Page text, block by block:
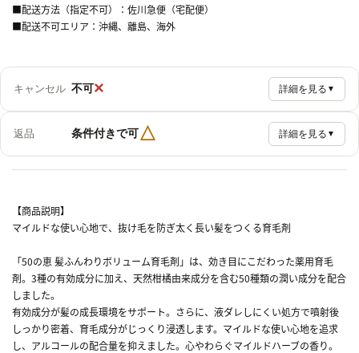
■配送方法（指定不可）：佐川急便（宅配便）
■配送不可エリア：沖縄、離島、海外
キャンセル 不可× 詳細を見る ▼
返品 条件付きで可△ 詳細を見る ▼
【商品説明】
マイルドな使い心地で、抜け毛を防ぎ太く長い髪をつくる育毛剤
「50の恵 髪ふんわりボリューム育毛剤」は、効き目にこだわった薬用育毛
剤。3種の有効成分に加え、天然柑橘由来成分を含む50種類の潤い成分を配合
しました。
有効成分が髪の成長環境をサポート。さらに、液ダレしにくい処方で噴射後
しっかり密着、育毛成分がじっくり浸透します。マイルドな使い心地を追求
し、アルコールの配合量を抑えました。心やわらぐマイルドハーブの香り。